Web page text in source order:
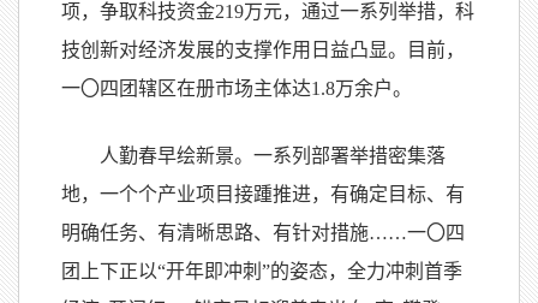
项，争取科技资金219万元，通过一系列举措，科
技创新对经济发展的支撑作用日益凸显。目前，
一〇四团辖区在册市场主体达1.8万余户。
人勤春早绘新景。一系列部署举措密集落
地，一个个产业项目接踵推进，有确定目标、有
明确任务、有清晰思路、有针对措施……一〇四
团上下正以“开年即冲刺”的姿态，全力冲刺首季